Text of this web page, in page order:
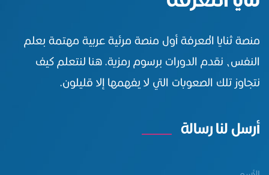
منصة ثنايا المعرفة أول منصة مرئية عربية مهتمة بعلم
النفس، نقدم الدورات برسوم رمزية. هنا لنتعلم كيف
نتجاوز تلك الصعوبات التي لا يفهمها إلا قليلون.
أرسل لنا رسالة